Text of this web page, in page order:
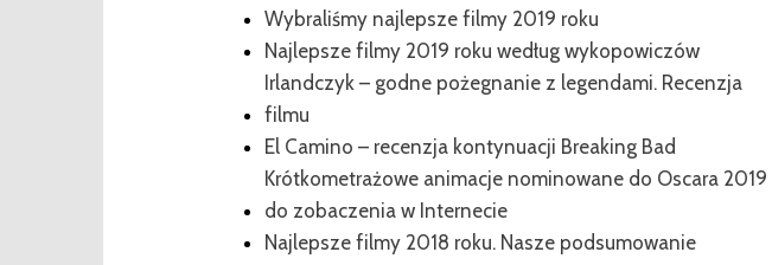
Wybraliśmy najlepsze filmy 2019 roku
Najlepsze filmy 2019 roku według wykopowiczów
Irlandczyk – godne pożegnanie z legendami. Recenzja
filmu
El Camino – recenzja kontynuacji Breaking Bad
Krótkometrażowe animacje nominowane do Oscara 2019
do zobaczenia w Internecie
Najlepsze filmy 2018 roku. Nasze podsumowanie